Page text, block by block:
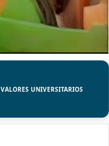
VALORES UNIVERSITARIOS